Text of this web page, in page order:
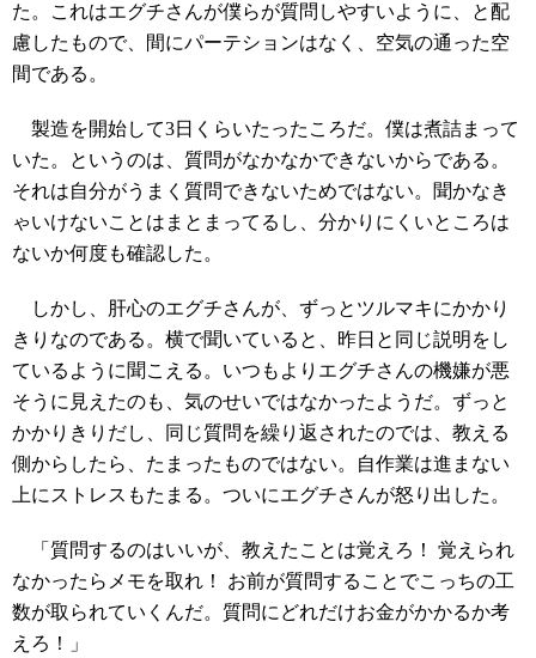
た。これはエグチさんが僕らが質問しやすいように、と配
慮したもので、間にパーテションはなく、空気の通った空
間である。
製造を開始して3日くらいたったころだ。僕は煮詰まって
いた。というのは、質問がなかなかできないからである。
それは自分がうまく質問できないためではない。聞かなき
ゃいけないことはまとまってるし、分かりにくいところは
ないか何度も確認した。
しかし、肝心のエグチさんが、ずっとツルマキにかかり
きりなのである。横で聞いていると、昨日と同じ説明をし
ているように聞こえる。いつもよりエグチさんの機嫌が悪
そうに見えたのも、気のせいではなかったようだ。ずっと
かかりきりだし、同じ質問を繰り返されたのでは、教える
側からしたら、たまったものではない。自作業は進まない
上にストレスもたまる。ついにエグチさんが怒り出した。
「質問するのはいいが、教えたことは覚えろ！ 覚えられ
なかったらメモを取れ！ お前が質問することでこっちの工
数が取られていくんだ。質問にどれだけお金がかかるか考
えろ！」